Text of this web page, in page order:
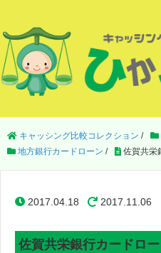
キャッシング比較コレクション /
地方銀行カードローン / 佐賀共栄
2017.04.18 2017.11.06
佐賀共栄銀行カードロ